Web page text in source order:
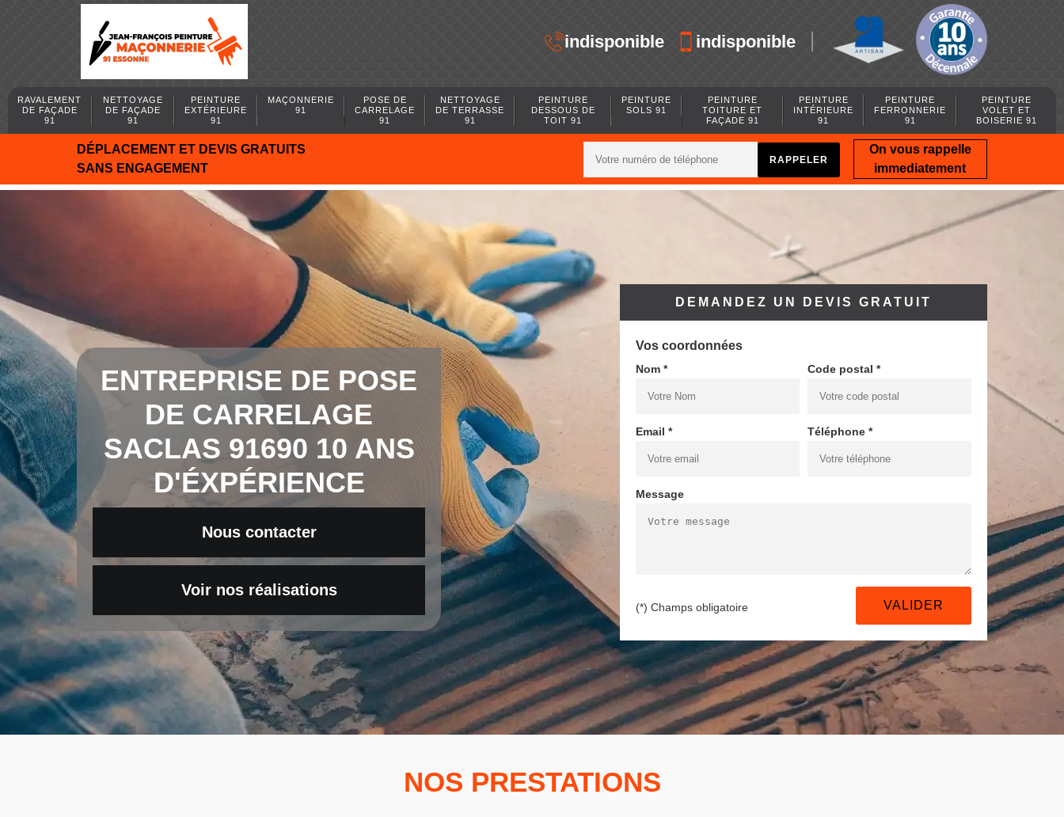
indisponible indisponible
RAVALEMENT
DE FAÇADE
91
NETTOYAGE
DE FAÇADE
91
PEINTURE
EXTÉRIEURE
91
MAÇONNERIE
91
POSE DE
CARRELAGE
91
NETTOYAGE
DE TERRASSE
91
PEINTURE
DESSOUS DE
TOIT 91
PEINTURE
SOLS 91
PEINTURE
TOITURE ET
FAÇADE 91
PEINTURE
INTÉRIEURE
91
PEINTURE
FERRONNERIE
91
PEINTURE
VOLET ET
BOISERIE 91
DÉPLACEMENT ET DEVIS GRATUITS
SANS ENGAGEMENT
On vous rappelle
immediatement
ENTREPRISE DE POSE
DE CARRELAGE
SACLAS 91690 10 ANS
D'ÉXPÉRIENCE
Nous contacter
Voir nos réalisations
DEMANDEZ UN DEVIS GRATUIT
Vos coordonnées
Nom * Code postal *
Email * Téléphone *
Message
(*) Champs obligatoire
NOS PRESTATIONS